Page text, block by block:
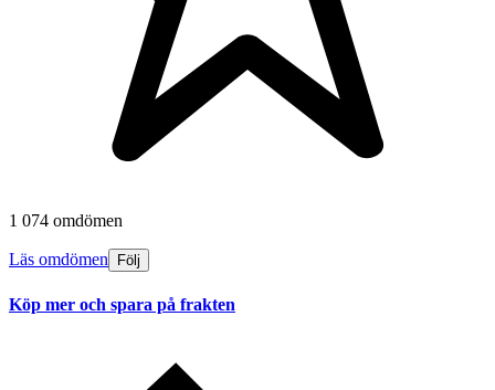
1 074 omdömen
Läs omdömen Följ
Köp mer och spara på frakten